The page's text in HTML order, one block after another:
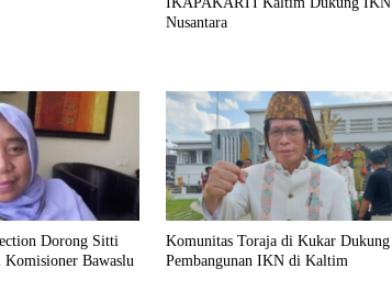
Nusantara
Dorong Sitti
Bawaslu
Komunitas Toraja di Kukar Dukung
Pembangunan IKN di Kaltim